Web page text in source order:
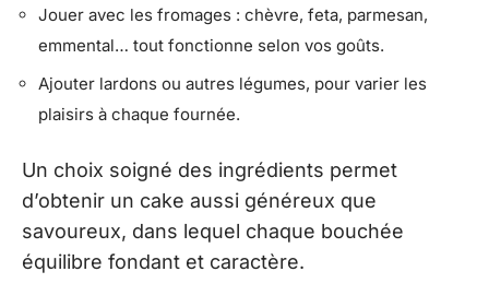
Jouer avec les fromages : chèvre, feta, parmesan,
emmental… tout fonctionne selon vos goûts.
Ajouter lardons ou autres légumes, pour varier les
plaisirs à chaque fournée.
Un choix soigné des ingrédients permet
d’obtenir un cake aussi généreux que
savoureux, dans lequel chaque bouchée
équilibre fondant et caractère.